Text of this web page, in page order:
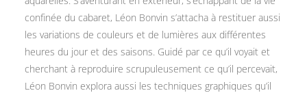
confinée du cabaret, Léon Bonvin s’attacha à restituer aussi
les variations de couleurs et de lumières aux différentes
heures du jour et des saisons. Guidé par ce qu’il voyait et
cherchant à reproduire scrupuleusement ce qu’il percevait,
Léon Bonvin explora aussi les techniques graphiques qu’il